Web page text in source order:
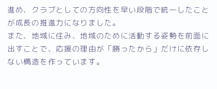
進め、クラブとしての方向性を早い段階で統一したこと
が成長の推進力になりました。
また、地域に住み、地域のために活動する姿勢を前面に
出すことで、応援の理由が「勝ったから」だけに依存し
ない構造を作っています。